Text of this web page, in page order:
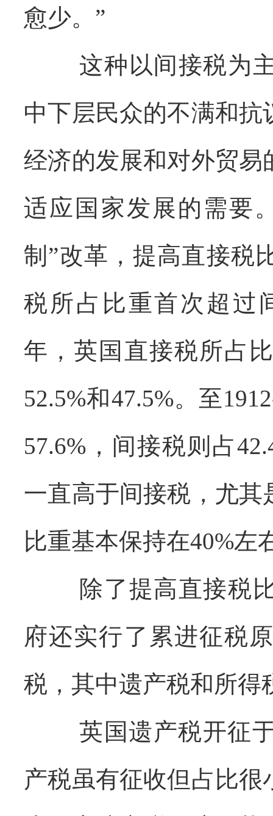
愈少。”
这种以间接税为
中下层民众的不满和
经济的发展和对外贸
适应国家发展的需要
制”改革，提高直接税
税所占比重首次超过
年，英国直接税所占
52.5%和47.5%。至
57.6% ，间接税则占
一直高于间接税，尤
比重基本保持在40%左
除了提高直接税
府还实行了累进征税
税，其中遗产税和所得
英国遗产税开征
产税虽有征收但占比